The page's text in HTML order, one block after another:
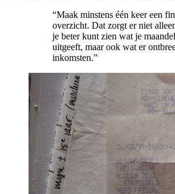
“Maak minstens één keer een
overzicht. Dat zorgt er niet
je beter kunt zien wat je
uitgeeft, maar ook wat er
inkomsten.”